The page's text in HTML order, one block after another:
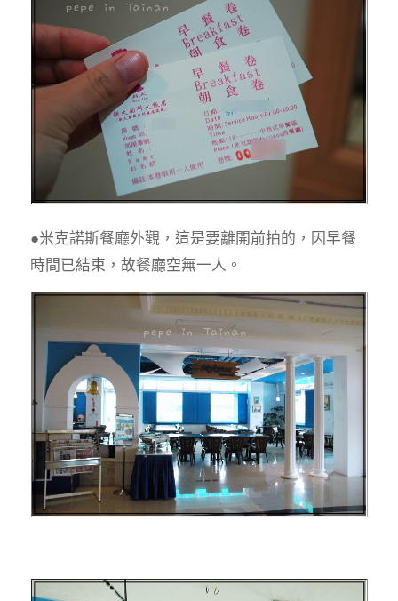
●米克諾斯餐廳外觀，這是要離開前拍的，因早餐
時間已結束，故餐廳空無一人。